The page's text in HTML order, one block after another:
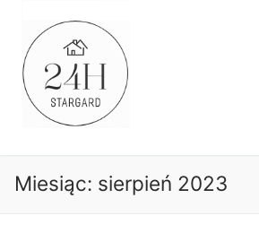
treści
Miesiąc: sierpień 2023